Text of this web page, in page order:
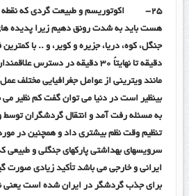
۲۵-
اکوتوریسم و طبیعت گردی که
هست باید به شدت رونق دهیم زیرا پدیده
دقیقه تا نهایتاً ۳۰ دقیقه در دسترس
مانند ویترینی از عوامل جغرافیایی مختلف
بینظیر است در دنیا می توان گفت کم نظیر می
به مسئله رفت آمد و انتقال گردشگران توسط
تنظیم وقت نظم بیشتری داد و همچنین در
سرویسهای بهداشتی پارکهای جنگلی و طبیعی
ایرانی و خارجی می باشد تأکید زیادی صورت
برای جذب گردشگر در ایران شده است یعنی